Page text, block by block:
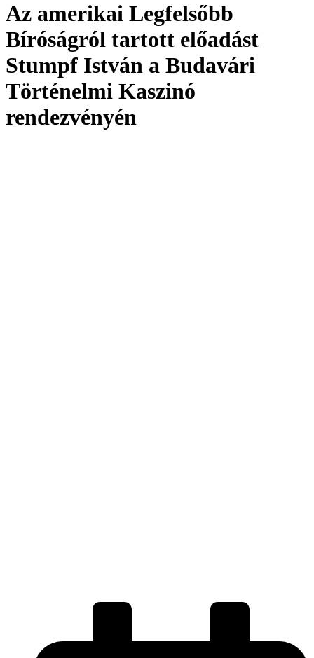
Az amerikai Legfelsőbb
Bíróságról tartott előadást
Stumpf István a Budavári
Történelmi Kaszinó
rendezvényén